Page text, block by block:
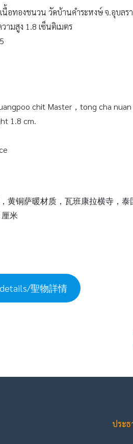
อทองชนวน วัดบ้านคำระหงษ์ จ.อุบลร
ามสูง 1.8 เซ็นติเมตร
chit Master，tong cha
1.8 cm.
黄铜萨暖材质，瓦班康拉横寺，泰
米
聖物詳情
ประ